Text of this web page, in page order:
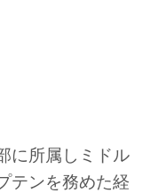
に所属しミドル
テンを務めた経